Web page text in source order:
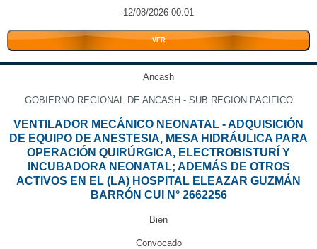
12/08/2026 00:01
VER
Ancash
GOBIERNO REGIONAL DE ANCASH - SUB REGION PACIFICO
VENTILADOR MECÁNICO NEONATAL - ADQUISICIÓN
DE EQUIPO DE ANESTESIA, MESA HIDRÁULICA PARA
OPERACIÓN QUIRÚRGICA, ELECTROBISTURÍ Y
INCUBADORA NEONATAL; ADEMÁS DE OTROS
ACTIVOS EN EL (LA) HOSPITAL ELEAZAR GUZMÁN
BARRÓN CUI N° 2662256
Bien
Convocado